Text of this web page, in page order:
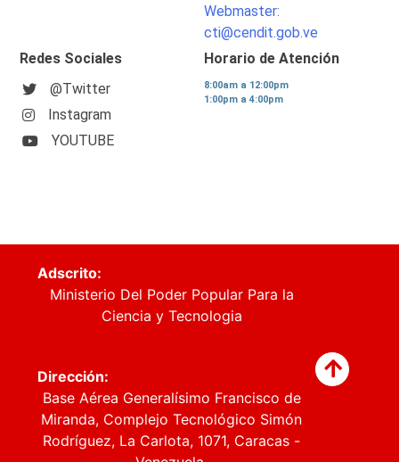
Webmaster:
cti@cendit.gob.ve
Redes Sociales
@Twitter
Instagram
YOUTUBE
Horario de Atención
8:00am a 12:00pm
1:00pm a 4:00pm
Adscrito:
Ministerio Del Poder Popular Para la
Ciencia y Tecnologia
Dirección:
Base Aérea Generalísimo Francisco de
Miranda, Complejo Tecnológico Simón
Rodríguez, La Carlota, 1071, Caracas -